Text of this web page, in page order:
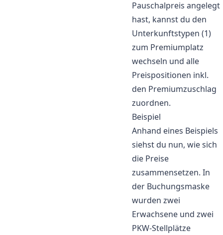
Pauschalpreis angelegt
hast, kannst du den
Unterkunftstypen (1)
zum Premiumplatz
wechseln und alle
Preispositionen inkl.
den Premiumzuschlag
zuordnen.
Beispiel
Anhand eines Beispiels
siehst du nun, wie sich
die Preise
zusammensetzen. In
der Buchungsmaske
wurden zwei
Erwachsene und zwei
PKW-Stellplätze